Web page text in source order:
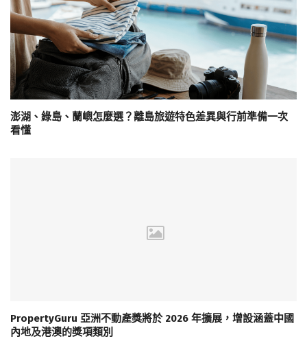
澎湖、綠島、蘭嶼怎麼選？離島旅遊特色差異與行前準備一次
看懂
PropertyGuru 亞洲不動產獎將於 2026 年擴展，增設涵蓋中國
內地及港澳的獎項類別